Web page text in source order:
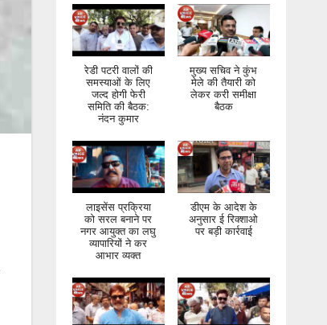
रेडी पटरी वालों की
समस्याओं के लिए
जल्द होगी फेरी
समिति की बैठक:
नंदन कुमार
मुख्य सचिव ने कुंभ
मेले की तैयारी को
लेकर करी समीक्षा
बैठक
लाइसेंस प्रक्रिया
को सरल बनाने पर
नगर आयुक्त का लघु
व्यापारियों ने कर
आभार व्यक्त
डीएम के आदेश के
अनुसार ई रिक्शाओ
पर बड़ी कार्रवाई